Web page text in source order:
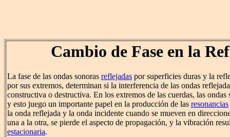
Cambio de Fase en la
La fase de las ondas sonoras reflejadas por superficies duras y la
por sus extremos, determinan si la interferencia de las ondas
constructiva o destructiva. En los extremos de las cuerdas, las
y esto juego un importante papel en la producción de las resonancias
la onda reflejada y la onda incidente cuando se mueven en
una a la otra, se pierde el aspecto de propagación, y la vibración
estacionaria.